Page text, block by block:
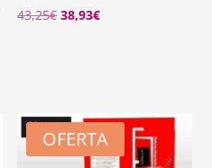
43,25€ El
38,93€El
OFERTA